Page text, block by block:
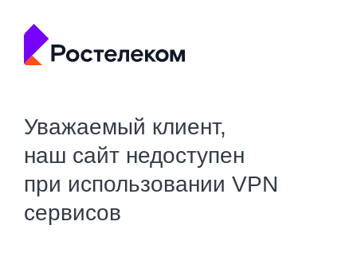
Уважаемый клиент,
наш сайт недоступен
при использовании VPN
сервисов